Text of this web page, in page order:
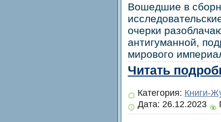
Вошедшие в
очерки
антигуманной,
мирового
Читать
Категория: Книги-
Дата: 26.12.2023